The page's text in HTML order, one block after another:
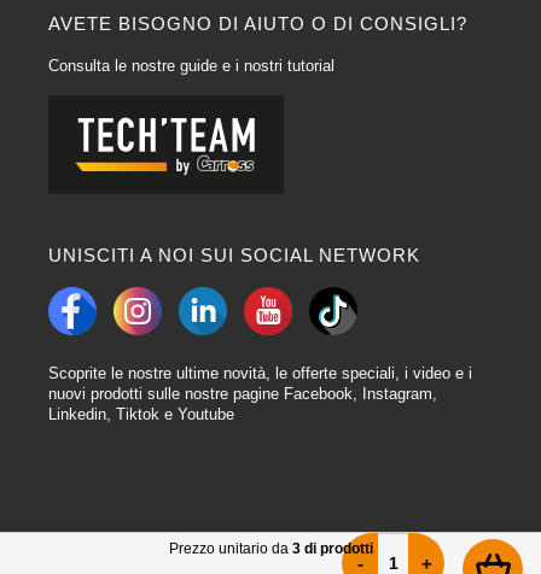
Prezzo unitario da 3 di prodotti
AVETE BISOGNO DI AIUTO O DI CONSIGLI?
Consulta le nostre guide e i nostri tutorial
UNISCITI A NOI SUI SOCIAL NETWORK
Scoprite le nostre ultime novità, le offerte speciali, i video e i
nuovi prodotti sulle nostre pagine Facebook, Instagram,
Linkedin, Tiktok e Youtube